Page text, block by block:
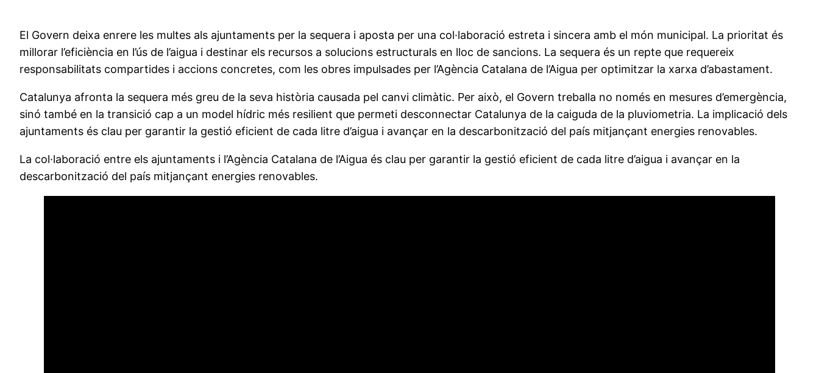
El Govern deixa enrere les multes als ajuntaments per la sequera i aposta per una col·laboració estreta i sincera amb el món municipal. La prioritat és
millorar l’eficiència en l’ús de l’aigua i destinar els recursos a solucions estructurals en lloc de sancions. La sequera és un repte que requereix
responsabilitats compartides i accions concretes, com les obres impulsades per l’Agència Catalana de l’Aigua per optimitzar la xarxa d’abastament.
Catalunya afronta la sequera més greu de la seva història causada pel canvi climàtic. Per això, el Govern treballa no només en mesures d’emergència,
sinó també en la transició cap a un model hídric més resilient que permeti desconnectar Catalunya de la caiguda de la pluviometria. La implicació dels
ajuntaments és clau per garantir la gestió eficient de cada litre d’aigua i avançar en la descarbonització del país mitjançant energies renovables.
La col·laboració entre els ajuntaments i l’Agència Catalana de l’Aigua és clau per garantir la gestió eficient de cada litre d’aigua i avançar en la
descarbonització del país mitjançant energies renovables.